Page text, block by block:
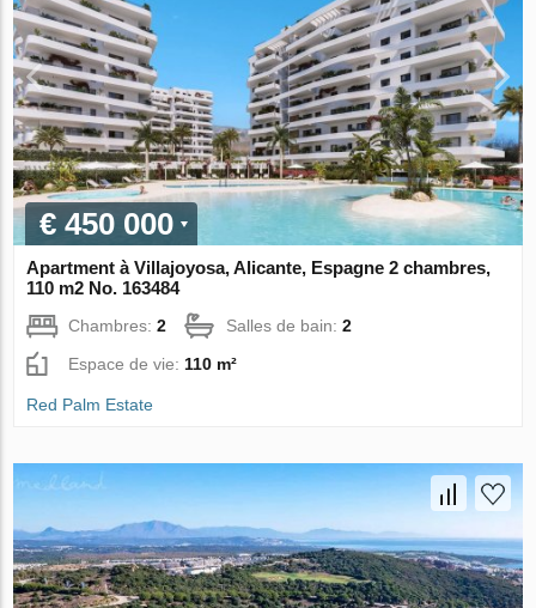
€ 450 000
Apartment à Villajoyosa, Alicante, Espagne 2 chambres,
110 m2 No. 163484
Chambres:2 Salles de bain:2
Espace de vie: 110 m²
Red Palm Estate